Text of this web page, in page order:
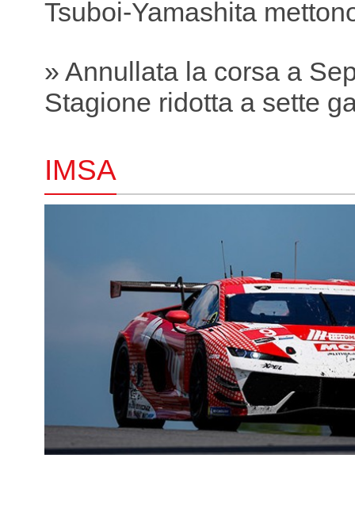
Tsuboi-Yamashita
» Annullata la corsa a
Stagione ridotta a sette
IMSA